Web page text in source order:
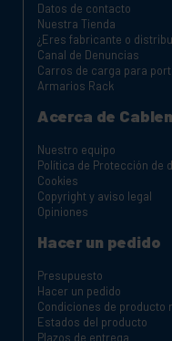
Datos de contacto
Nuestra Tienda
¿Eres fabricante o
Canal de Denuncias
Carros de carga para
Armarios Rack
Acerca de
Nuestro equipo
Política de Protección de
Cookies
Copyright y aviso legal
Opiniones
Hacer un pedido
Presupuesto
Hacer un pedido
Condiciones de producto
Estados del producto
Plazos de entrega